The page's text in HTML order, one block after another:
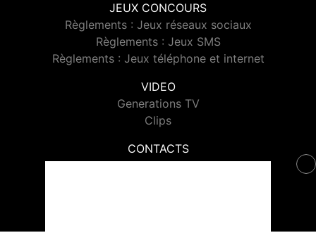
JEUX CONCOURS
Règlements : Jeux réseaux sociaux
Règlements : Jeux SMS
Règlements : Jeux téléphone et internet
VIDEO
Generations TV
Clips
CONTACTS
Contacter Generations